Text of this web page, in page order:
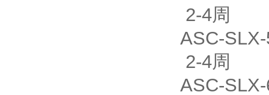
2-4周
ASC-
2-4周
ASC-